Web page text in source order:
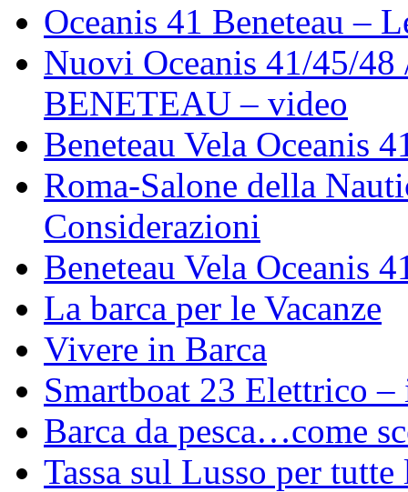
Oceanis 41 Beneteau –
Nuovi Oceanis 41/45/
BENETEAU – video
Beneteau Vela Oceanis
Roma-Salone della
Considerazioni
Beneteau Vela Oceanis
La barca per le Vacanze
Vivere in Barca
Smartboat 23 Elettrico
Barca da pesca…come
Tassa sul Lusso per